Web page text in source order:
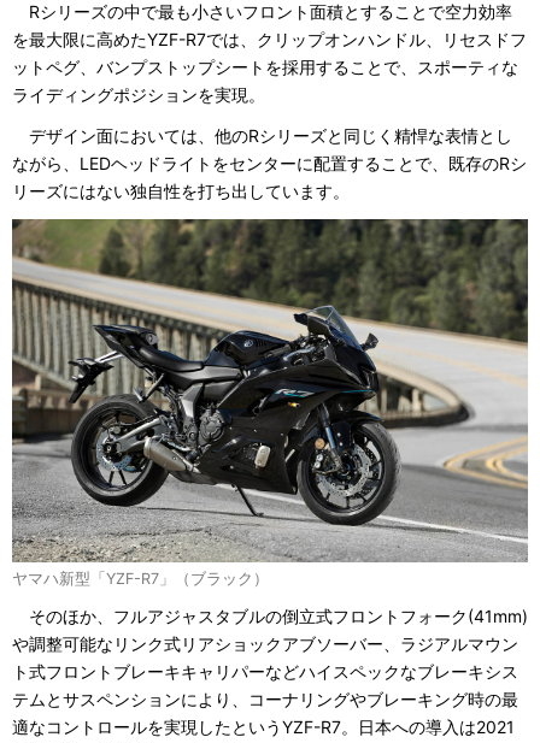
Rシリーズの中で最も小さいフロント面積とすることで空力効率
を最大限に高めたYZF-R7では、クリップオンハンドル、リセスドフ
ットペグ、バンプストップシートを採用することで、スポーティな
ライディングポジションを実現。
デザイン面においては、他のRシリーズと同じく精悍な表情とし
ながら、LEDヘッドライトをセンターに配置することで、既存のRシ
リーズにはない独自性を打ち出しています。
ヤマハ新型「YZF-R7」（ブラック）
そのほか、フルアジャスタブルの倒立式フロントフォーク(41mm)
や調整可能なリンク式リアショックアブソーバー、ラジアルマウン
ト式フロントブレーキキャリパーなどハイスペックなブレーキシス
テムとサスペンションにより、コーナリングやブレーキング時の最
適なコントロールを実現したというYZF-R7。日本への導入は2021